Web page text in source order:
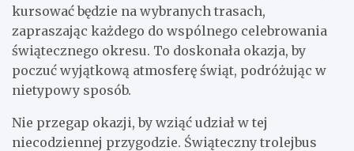
kursować będzie na wybranych trasach,
zapraszając każdego do wspólnego celebrowania
świątecznego okresu. To doskonała okazja, by
poczuć wyjątkową atmosferę świąt, podróżując w
nietypowy sposób.
Nie przegap okazji, by wziąć udział w tej
niecodziennej przygodzie. Świąteczny trolejbus